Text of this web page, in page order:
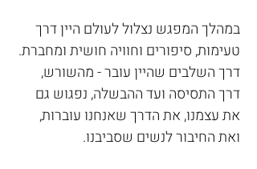
במהלך המפגש נצלול לעולם היין דרך
טעימות, סיפורים וחוויה חושית ומחברת.
דרך השלבים שהיין עובר - מהשורש,
דרך התסיסה ועד ההבשלה, נפגוש גם
את עצמנו, את הדרך שאנחנו עוברות,
ואת החיבור לנשים שסביבנו.